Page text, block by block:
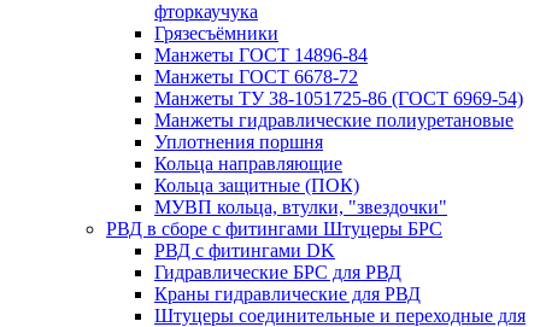
фторкаучука
Грязесъёмники
Манжеты ГОСТ 14896-84
Манжеты ГОСТ 6678-72
Манжеты ТУ 38-1051725-86 (ГОСТ 6969-54)
Манжеты гидравлические полиуретановые
Уплотнения поршня
Кольца направляющие
Кольца защитные (ПОК)
МУВП кольца, втулки, "звездочки"
РВД в сборе с фитингами Штуцеры БРС
РВД с фитингами DK
Гидравлические БРС для РВД
Краны гидравлические для РВД
Штуцеры соединительные и переходные для